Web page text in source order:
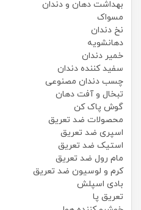
بهداشت دهان و دندان
مسواک
نخ دندان
دهانشویه
خمیر دندان
سفید کننده دندان
چسب دندان مصنوعی
تبخال و آفت دهان
گوش پاک کن
محصولات ضد تعریق
اسپری ضد تعریق
استیک ضد تعریق
مام رول ضد تعریق
کرم و لوسیون ضد تعریق
بادی اسپلش
تعریق پا